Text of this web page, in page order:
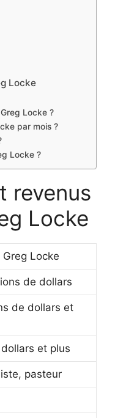
Locke
Locke ?
par mois ?
Locke ?
revenus
Locke
Greg Locke
de dollars
de dollars et
et plus
pasteur